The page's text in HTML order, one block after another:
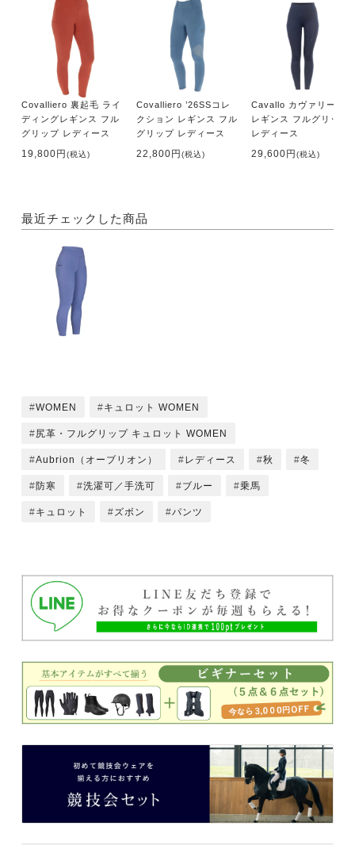
Covalliero 裏起毛 ライ
ディングレギンス フル
グリップ レディース
19,800円 (税込)
Covalliero ’26SSコレ
クション レギンス フル
グリップ レディース
22,800円 (税込)
Cavallo カヴァリーア
レギンス フルグリップ
レディース
29,600円 (税込)
最近チェックした商品
WOMEN キュロット WOMEN
尻革・フルグリップ キュロット WOMEN
Aubrion（オーブリオン） レディース 秋 冬
防寒 洗濯可／手洗可 ブルー 乗馬
キュロット ズボン パンツ